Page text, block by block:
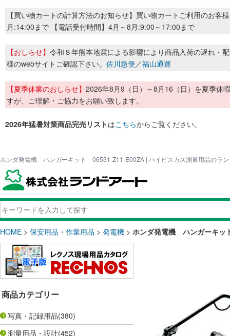
【買い物カートの計算方法のお知らせ】買い物カートご利用のお客
月:14:00まで 【電話受付時間】4月～8月:9:00～17:00まで
【おしらせ】 令和８年熊本地震による影響により商品入荷の遅れ・
様のwebサイトご確認下さい。 佐川急便／福山通運
【夏季休業のおしらせ】 2026年8月9（日）～8月16（日）を夏季休
すが、ご理解・ご協力をお願い致します。
2026年猛暑対策商品完売リストはこちらからご覧ください。
ホンダ発電機 ハンガーキット 06531-Z11-E00ZA | ハイビスカス測量用品のラン
HOME > 保安用品・作業用品 > 発電機 > ホンダ発電機 ハンガーキ
商品カテゴリー
写真・記録用品(380)
測量用品・設計(452)